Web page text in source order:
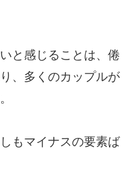
と感じることは、倦
、多くのカップルが
もマイナスの要素ば